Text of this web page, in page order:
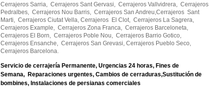
Cerrajeros Sarria, Cerrajeros Sant Gervasi, Cerrajeros Vallvidrera, Cerrajeros
Pedralbes, Cerrajeros Nou Barris, Cerrajeros San Andreu,Cerrajeros Sant
Marti, Cerrajeros Ciutat Vella, Cerrajeros El Clot, Cerrajeros La Sagrera,
Cerrajeros Example, Cerrajeros Zona Franca, Cerrajeros Barceloneta,
Cerrajeros El Born, Cerrajeros Poble Nou, Cerrajeros Barrio Gotico,
Cerrajeros Ensanche, Cerrajeros San Grevasi, Cerrajeros Pueblo Seco,
Cerrajeros Barcelona.
Servicio de cerrajería Permanente, Urgencias 24 horas, Fines de
Semana, Reparaciones urgentes, Cambios de cerraduras,Sustitución de
bombines, Instalaciones de persianas comerciales